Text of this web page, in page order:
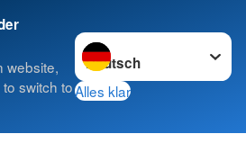
website,
switch to
Sprache wechseln zu
Alles klar